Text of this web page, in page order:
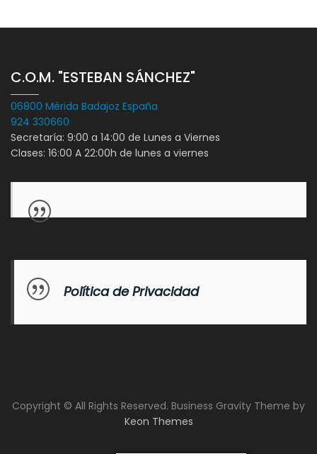
C.O.M. "ESTEBAN SÁNCHEZ"
06800 Mérida Badajoz España
924 330660
Secretaría: 9:00 a 14:00 de Lunes a Viernes
Clases: 16:00 A 22:00h de lunes a viernes
Política de Privacidad
Copyright © All Rights Reserved. Business Gravity Theme by
Keon Themes